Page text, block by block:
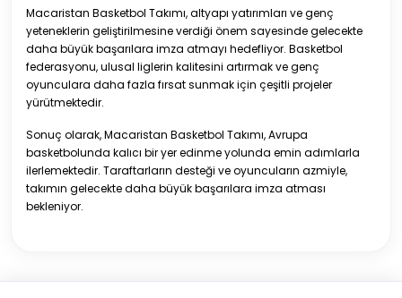
Macaristan Basketbol Takımı, altyapı yatırımları ve genç
yeteneklerin geliştirilmesine verdiği önem sayesinde gelecekte
daha büyük başarılara imza atmayı hedefliyor. Basketbol
federasyonu, ulusal liglerin kalitesini artırmak ve genç
oyunculara daha fazla fırsat sunmak için çeşitli projeler
yürütmektedir.
Sonuç olarak, Macaristan Basketbol Takımı, Avrupa
basketbolunda kalıcı bir yer edinme yolunda emin adımlarla
ilerlemektedir. Taraftarların desteği ve oyuncuların azmiyle,
takımın gelecekte daha büyük başarılara imza atması
bekleniyor.